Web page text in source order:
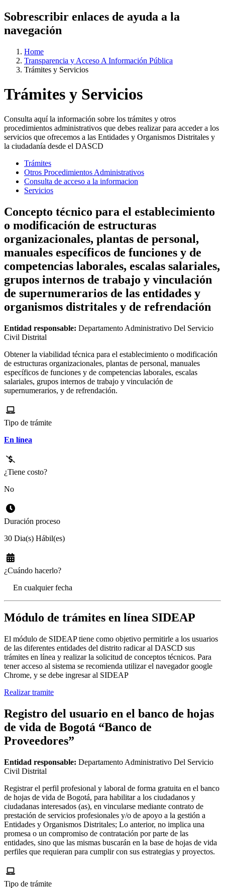
Sobrescribir enlaces de ayuda a la
navegación
Home
Transparencia y Acceso A Información Pública
Trámites y Servicios
Trámites y Servicios
Consulta aquí la información sobre los trámites y otros
procedimientos administrativos que debes realizar para acceder a los
servicios que ofrecemos a las Entidades y Organismos Distritales y
la ciudadanía desde el DASCD
Trámites
Otros Procedimientos Administrativos
Consulta de acceso a la informacion
Servicios
Concepto técnico para el establecimiento
o modificación de estructuras
organizacionales, plantas de personal,
manuales específicos de funciones y de
competencias laborales, escalas salariales,
grupos internos de trabajo y vinculación
de supernumerarios de las entidades y
organismos distritales y de refrendación
Entidad responsable: Departamento Administrativo Del Servicio
Civil Distrital
Obtener la viabilidad técnica para el establecimiento o modificación
de estructuras organizacionales, plantas de personal, manuales
específicos de funciones y de competencias laborales, escalas
salariales, grupos internos de trabajo y vinculación de
supernumerarios, y de refrendación.
Tipo de trámite
En línea
¿Tiene costo?
No
Duración proceso
30 Dia(s) Hábil(es)
¿Cuándo hacerlo?
En cualquier fecha
Módulo de trámites en línea SIDEAP
El módulo de SIDEAP tiene como objetivo permitirle a los usuarios
de las diferentes entidades del distrito radicar al DASCD sus
trámites en línea y realizar la solicitud de conceptos técnicos. Para
tener acceso al sistema se recomienda utilizar el navegador google
Chrome, y se debe ingresar al SIDEAP
Realizar tramite
Registro del usuario en el banco de hojas
de vida de Bogotá “Banco de
Proveedores”
Entidad responsable: Departamento Administrativo Del Servicio
Civil Distrital
Registrar el perfil profesional y laboral de forma gratuita en el banco
de hojas de vida de Bogotá, para habilitar a los ciudadanos y
ciudadanas interesados (as), en vincularse mediante contrato de
prestación de servicios profesionales y/o de apoyo a la gestión a
Entidades y Organismos Distritales; Lo anterior, no implica una
promesa o un compromiso de contratación por parte de las
entidades, sino que las mismas buscarán en la base de hojas de vida
perfiles que requieran para cumplir con sus estrategias y proyectos.
Tipo de trámite